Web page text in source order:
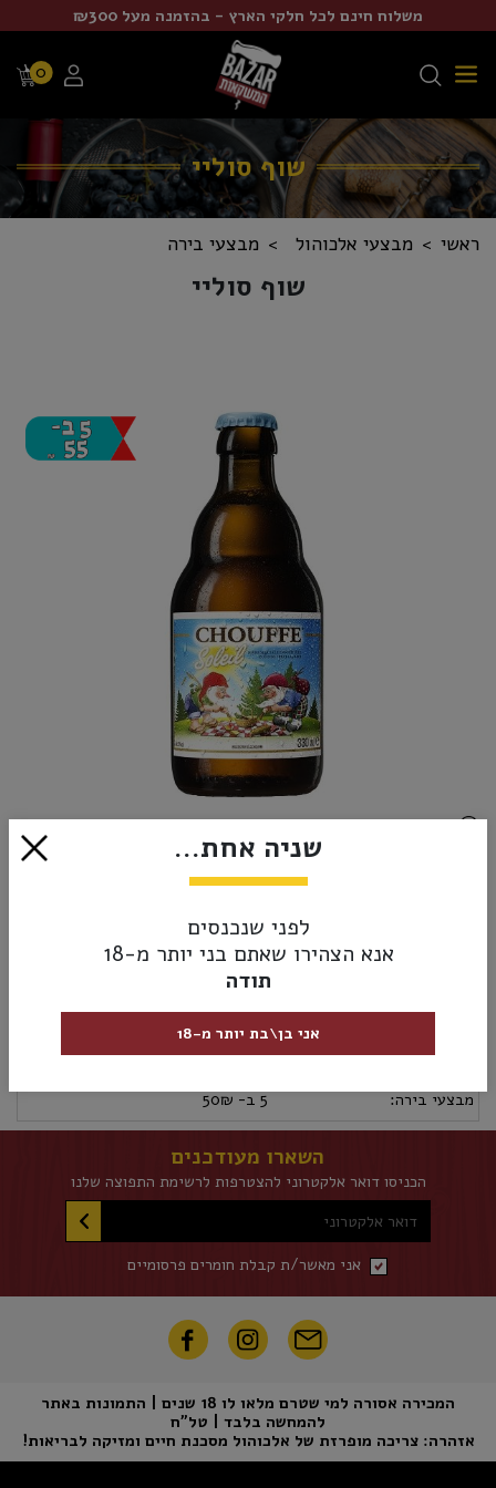
משלוח חינם לכל חלקי הארץ - בהזמנה מעל ₪300
0
שוף סוליי
ראשי מבצעי אלכוהול מבצעי בירה
שוף סוליי
₪12.00
אזל מהמלאי
מבצעי בירה: 5 ב- 50₪
השארו מעודכנים
הכניסו דואר אלקטרוני להצטרפות לרשימת התפוצה שלנו
דואר אלקטרוני
אני מאשר/ת קבלת חומרים פרסומיים
המכירה אסורה למי שטרם מלאו לו 18 שנים | התמונות באתר
להמחשה בלבד | טל"ח
אזהרה: צריכה מופרזת של אלכוהול מסכנת חיים ומזיקה לבריאות!
שניה אחת...
לפני שנכנסים
אנא הצהירו שאתם בני יותר מ-18
תודה
אני בן\בת יותר מ-18